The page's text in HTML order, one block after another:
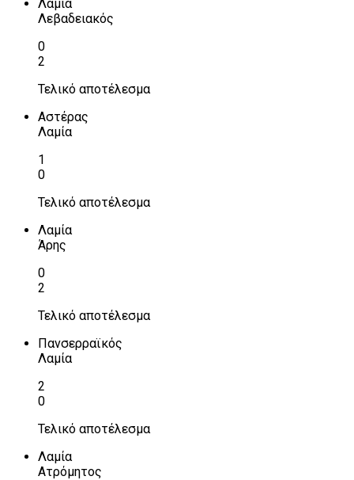
Λαμία
Λεβαδειακός
0
2
Τελικό αποτέλεσμα
Αστέρας
Λαμία
1
0
Τελικό αποτέλεσμα
Λαμία
Άρης
0
2
Τελικό αποτέλεσμα
Πανσερραϊκός
Λαμία
2
0
Τελικό αποτέλεσμα
Λαμία
Ατρόμητος